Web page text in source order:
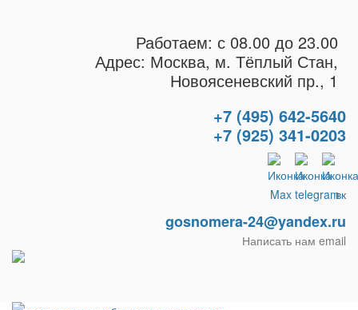
Работаем: с 08.00 до 23.00
Адрес: Москва, м. Тёплый Стан,
Новоясеневский пр., 1
+7 (495) 642-5640
+7 (925) 341-0203
gosnomera-24@yandex.ru
Написать нам email